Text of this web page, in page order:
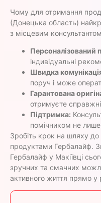
Чому для отримання
(Донецька область)
з місцевим
Персоналізований
індивідуальні
Швидка
поруч і може
Гарантована
отримуєте
Підтримка:
помічником не лише
Зробіть крок на шляху до
продуктами Гербалайф.
Гербалайф у Макіївці
зручних та смачних
активного життя прямо у